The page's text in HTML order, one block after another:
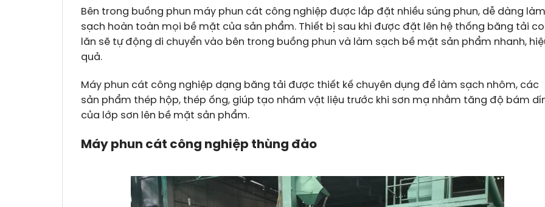
Bên trong buồng phun máy phun cát công nghiệp được lắp đặt nhiều súng phun, dễ dàng làm
sạch hoàn toàn mọi bề mặt của sản phẩm. Thiết bị sau khi được đặt lên hệ thống băng tải
lăn sẽ tự động di chuyển vào bên trong buồng phun và làm sạch bề mặt sản phẩm nhanh,
quả.
Máy phun cát công nghiệp dạng băng tải được thiết kế chuyên dụng để làm sạch nhôm, các
sản phẩm thép hộp, thép ống, giúp tạo nhám vật liệu trước khi sơn mạ nhằm tăng độ bám
của lớp sơn lên bề mặt sản phẩm.
Máy phun cát công nghiệp thùng đảo